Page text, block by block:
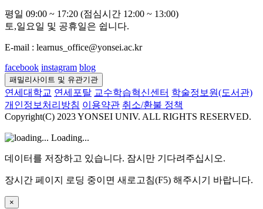
평일 09:00 ~ 17:20 (점심시간 12:00 ~ 13:00)
토,일요일 및 공휴일은 쉽니다.
E-mail : learnus_office@yonsei.ac.kr
facebook instagram blog
패밀리사이트 및 유관기관
연세대학교 연세포탈 교수학습혁신센터 학술정보원(도서관)
개인정보처리방침 이용약관 취소/환불 정책
Copyright(C) 2023 YONSEI UNIV. ALL RIGHTS RESERVED.
Loading...
데이터를 저장하고 있습니다. 잠시만 기다려주십시오.
장시간 페이지 로딩 중이면 새로고침(F5) 해주시기 바랍니다.
×